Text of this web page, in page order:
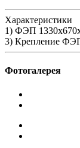
Характеристики
1) ФЭП
3) Крепление
Фотогалерея